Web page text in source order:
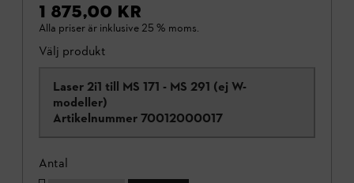
1 875,00 KR
Alla priser är inklusive 25 % moms.
Välj produkt
Laser 2i1 till MS 171 - MS 291 (ej W-
modeller)
Artikelnummer 70012000017
Antal